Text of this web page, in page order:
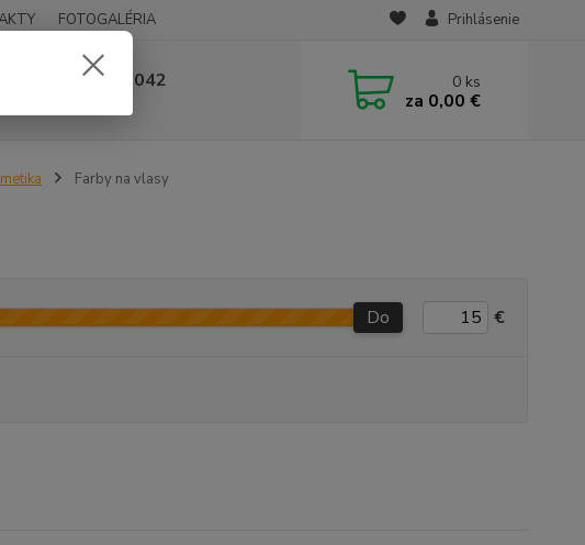
FOTOGALÉRIA Prihlásenie
0948 236 042 0 ks
za 0,00 €
Farby na vlasy
Do €